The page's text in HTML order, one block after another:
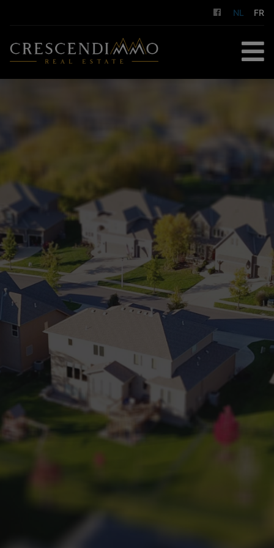
NL FR
DIENSTEN
OVER ONS
CONTACT
GRATIS SCHATTING
+32 (0) 2 660 50 50
Bruxelles Sud
Sambreville